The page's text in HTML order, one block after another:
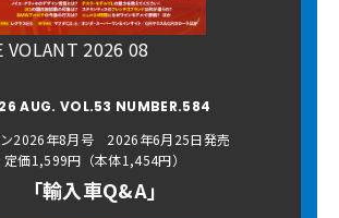
VOLANT 2026 08
AUG. VOL.53 NUMBER.584
ン2026年8月号 2026年6月25日発売
定価1,599円（本体1,454円）
「輸入車Q&A」